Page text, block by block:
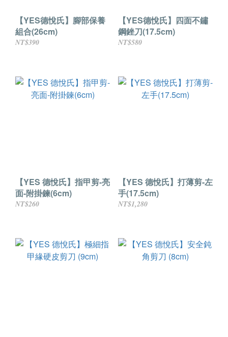
【YES德悅氏】腳部保養
組合(26cm)
NT$390
【YES德悅氏】四面不鏽
鋼銼刀(17.5cm)
NT$580
【YES 德悅氏】指甲剪-亮
面-附掛鍊(6cm)
NT$260
【YES 德悅氏】打薄剪-左
手(17.5cm)
NT$1,280